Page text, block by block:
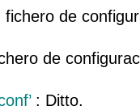
de
de
: Ditto.